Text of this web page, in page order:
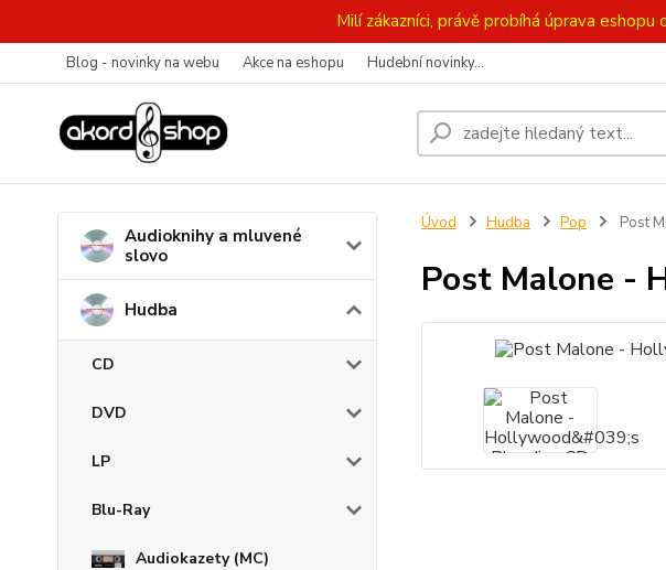
Milí zákazníci, právě probíhá úprava
Blog - novinky na webu Akce na eshopu Hudební novinky...
Audioknihy a mluvené
slovo
Hudba
CD
DVD
LP
Blu-Ray
Audiokazety (MC)
Úvod Hudba Pop Post
Post Malone -